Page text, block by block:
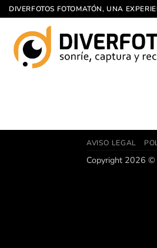
Saltar
al
contenido
DIVERFOTOS FOTOMATÓN, UNA
AVISO LEGAL
Copyright 2026 ©